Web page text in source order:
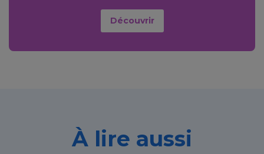
Découvrir
À lire aussi